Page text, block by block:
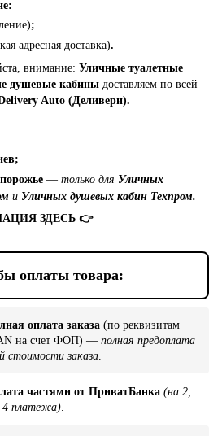
;
адресная доставка).
внимание: Уличные туалетные
душевые кабины доставляем по всей
Auto (Деливери).
— только для Уличных
и Уличных душевых кабин Техпром.
ЗДЕСЬ 👉
оплаты товара:
оплата заказа (по реквизитам
на счет ФОП) — полная предоплата
стоимости заказа
частями от ПриватБанка (на 2,
4 платежа)